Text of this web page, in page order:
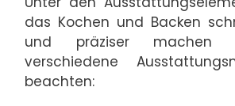
das Kochen und Backen
und präziser machen
verschiedene
beachten: